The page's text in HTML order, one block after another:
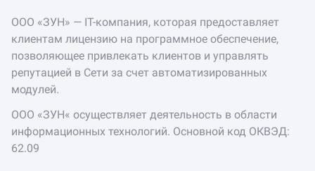
ООО «ЗУН» — IT-компания, которая предоставляет
клиентам лицензию на программное обеспечение,
позволяющее привлекать клиентов и управлять
репутацией в Сети за счет автоматизированных
модулей.
ООО «ЗУН« осуществляет деятельность в области
информационных технологий. Основной код ОКВЭД:
62.09